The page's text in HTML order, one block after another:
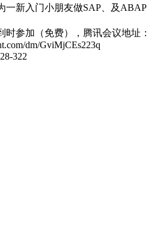
一新入门小朋友做SAP、及ABAP
时参加（免费），腾讯会议地址：
dm/GviMjCEs223q
322